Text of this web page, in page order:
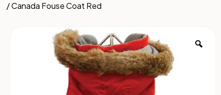
/ Canada Fouse Coat Red